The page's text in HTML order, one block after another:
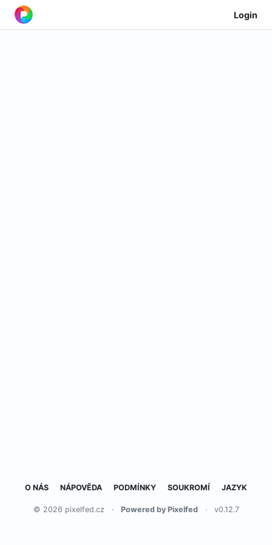
Login
O NÁS NÁPOVĚDA PODMÍNKY SOUKROMÍ JAZYK
© 2026 pixelfed.cz · Powered by Pixelfed · v0.12.7